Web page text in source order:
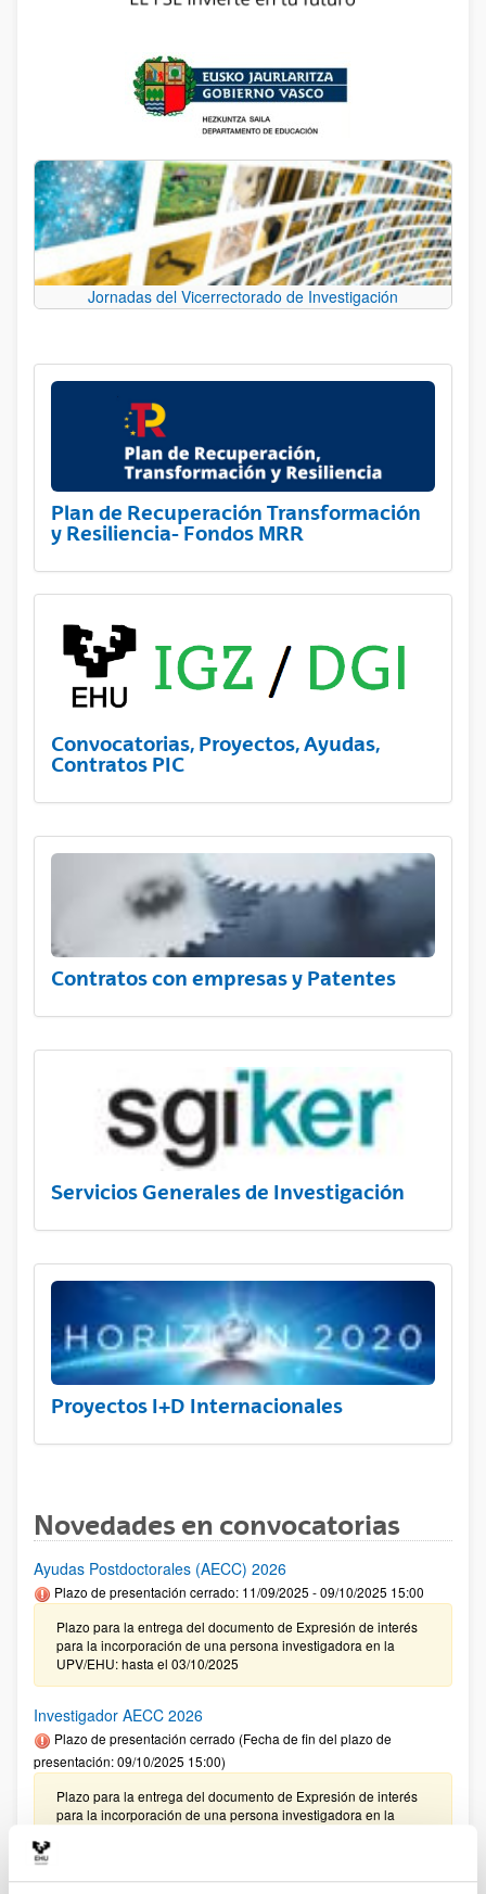
Jornadas del Vicerrectorado de Investigación
Plan de Recuperación Transformación
y Resiliencia- Fondos MRR
Convocatorias, Proyectos, Ayudas,
Contratos PIC
Contratos con empresas y Patentes
Servicios Generales de Investigación
Proyectos I+D Internacionales
Novedades en convocatorias
Ayudas Postdoctorales (AECC) 2026
Plazo de presentación cerrado: 11/09/2025 - 09/10/2025 15:00
Plazo para la entrega del documento de Expresión de interés
para la incorporación de una persona investigadora en la
UPV/EHU: hasta el 03/10/2025
Investigador AECC 2026
Plazo de presentación cerrado (Fecha de fin del plazo de
presentación: 09/10/2025 15:00)
Plazo para la entrega del documento de Expresión de interés
para la incorporación de una persona investigadora en la
CONVOCATORIA 2025- I EXTRAORDINARIA PARA LA